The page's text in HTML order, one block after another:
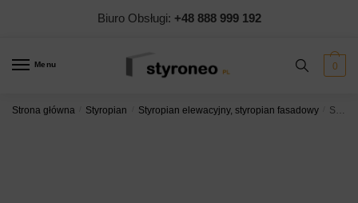
Biuro Obsługi: +48 888 999 192
Menu 0
Strona główna Styropian Styropian elewacyjny, styropian fasadowy Styropian Styropmin Fasada λ PRO 40